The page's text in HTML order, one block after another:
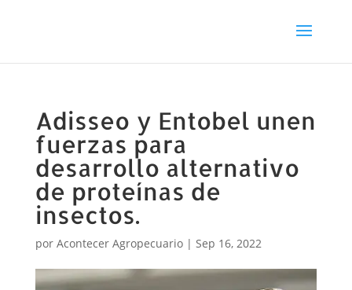
Adisseo y Entobel unen
fuerzas para
desarrollo alternativo
de proteínas de
insectos.
por Acontecer Agropecuario| Sep 16, 2022